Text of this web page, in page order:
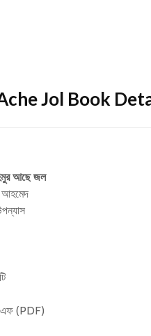
Jol Book
আছে জল
আহমেদ
(PDF)